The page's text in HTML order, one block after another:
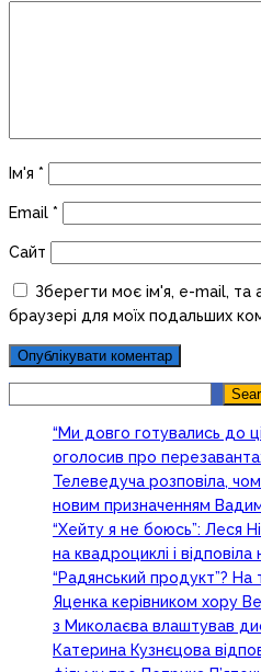
Ім'я *
Email *
Сайт
Зберегти моє ім'я, e-mail,
браузері для моїх подальших
“Ми довго готувались до
оголосив про
Телеведуча розповіла,
новим призначенням
“Хейту я не боюсь”: Леся
на квадроциклі і відповіла
“Радянський продукт”? На
Яценка керівником хору
з Миколаєва влаштував
Катерина Кузнєцова